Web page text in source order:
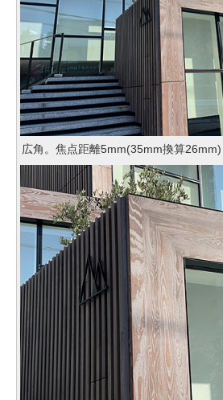
広角。焦点距離5mm(35mm換算26mm)